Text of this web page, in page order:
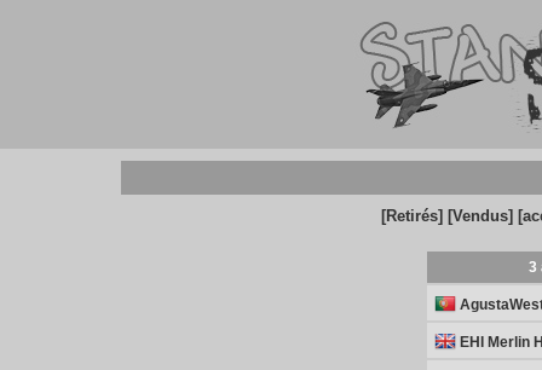
[Retirés] [Vendus]
3
EHI Merlin